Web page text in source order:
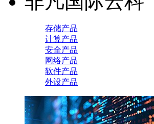
存储产品
计算产品
安全产品
网络产品
软件产品
外设产品